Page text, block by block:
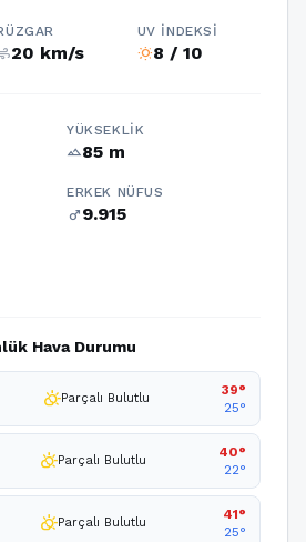
20 km/s
UV İNDEKSI
wb_sunny8 / 10
YÜKSEKLIK
terrain85 m
ERKEK NÜFUS
male9.915
Hava Durumu
partly_cloudy_dayParçalı Bulutlu
39°
25°
partly_cloudy_dayParçalı Bulutlu
40°
22°
partly_cloudy_dayParçalı Bulutlu
41°
25°